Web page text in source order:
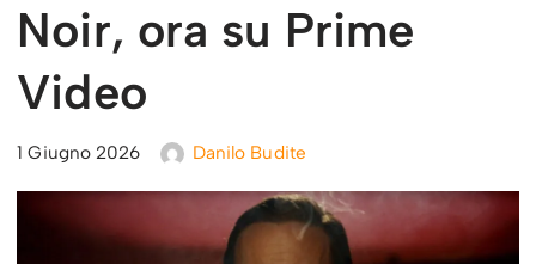
Noir, ora su Prime
Video
1 Giugno 2026 Danilo Budite